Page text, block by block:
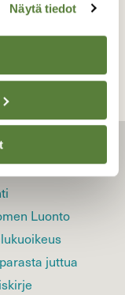
Näytä tiedot
Luonto
juttua